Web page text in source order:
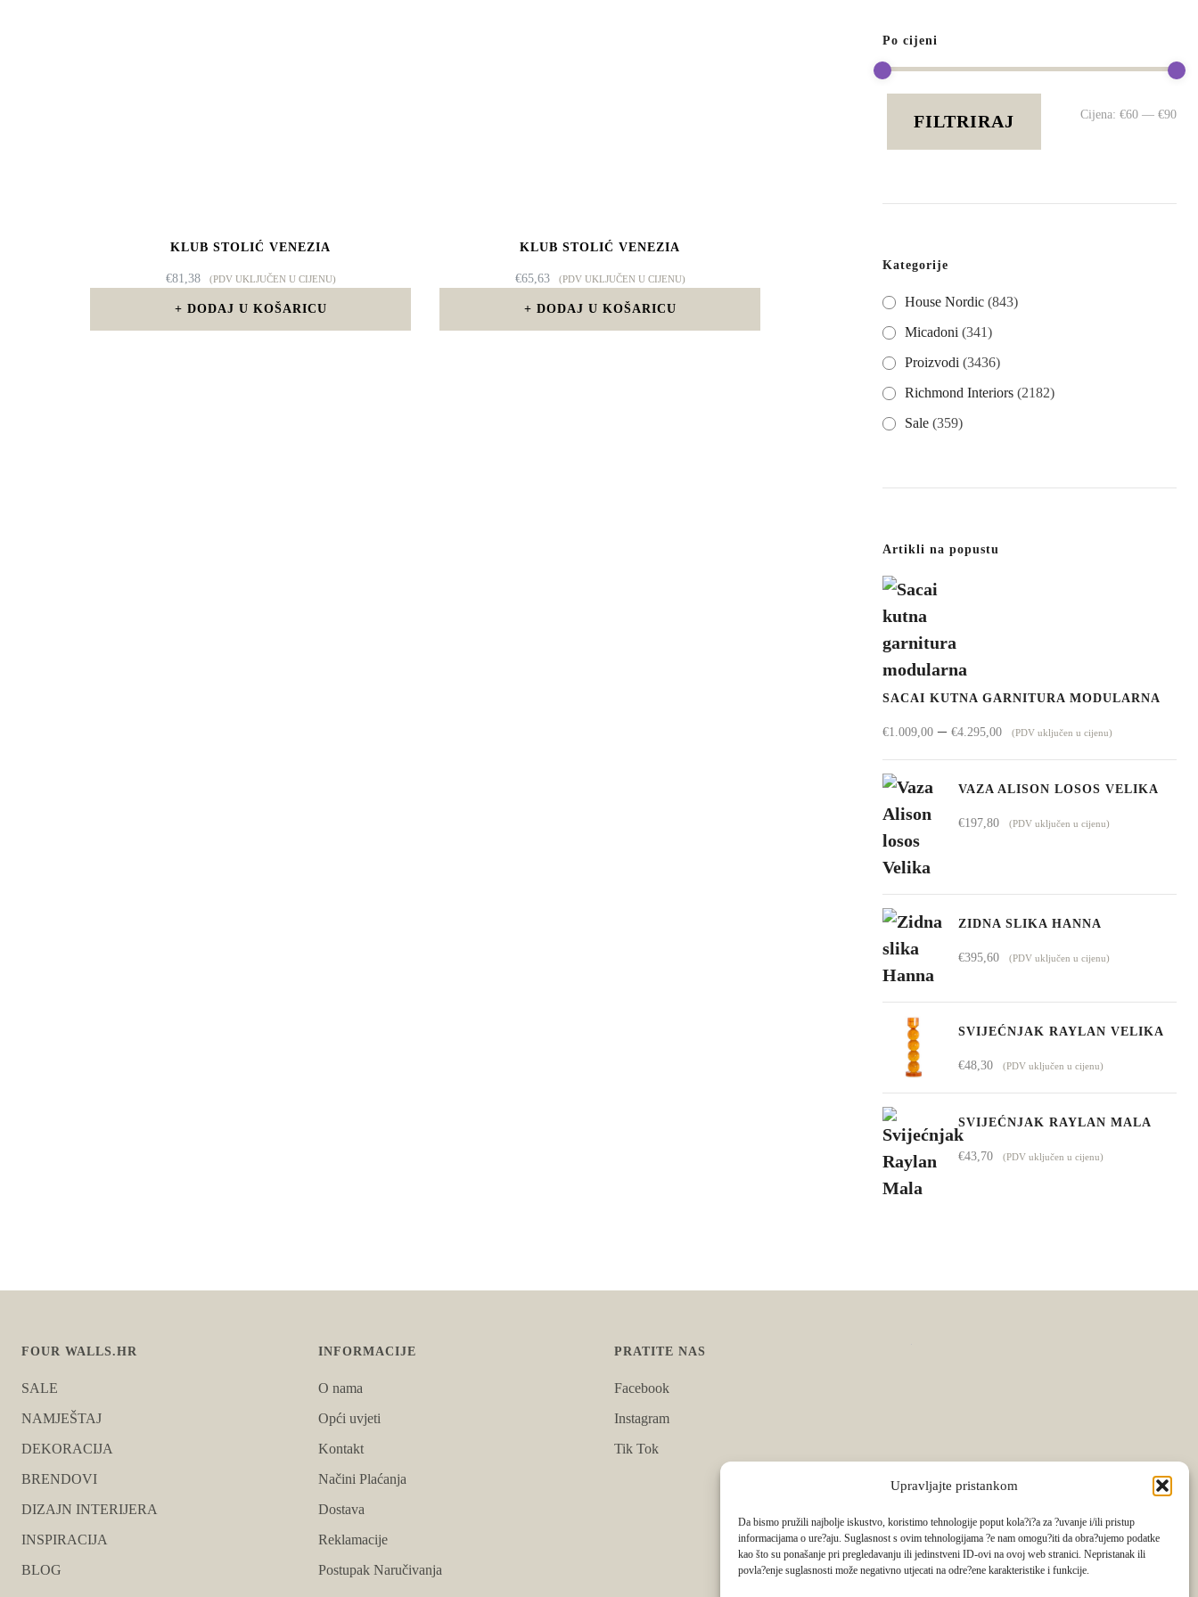
Upravljajte pristankom
Da bismo pružili najbolje iskustvo, koristimo tehnologije poput kola?i?a za ?uvanje i/ili pristup
informacijama o ure?aju. Suglasnost s ovim tehnologijama ?e nam omogu?iti da obra?ujemo podatke
kao što su ponašanje pri pregledavanju ili jedinstveni ID-ovi na ovoj web stranici. Nepristanak ili
povla?enje suglasnosti može negativno utjecati na odre?ene karakteristike i funkcije.
KLUB STOLIĆ VENEZIA
€81,38 (PDV UKLJUČEN U CIJENU)
DODAJ U KOŠARICU
KLUB STOLIĆ VENEZIA
€65,63 (PDV UKLJUČEN U CIJENU)
DODAJ U KOŠARICU
Po cijeni
FILTRIRAJ Cijena: €60 — €90
Kategorije
House Nordic (843)
Micadoni (341)
Proizvodi (3436)
Richmond Interiors (2182)
Sale (359)
Artikli na popustu
SACAI KUTNA GARNITURA MODULARNA
€1.009,00 – €4.295,00Raspon
cijena:
od
(PDV uključen u cijenu)
VAZA ALISON LOSOS VELIKA
€197,80 (PDV uključen u cijenu)
ZIDNA SLIKA HANNA
€395,60 (PDV uključen u cijenu)
SVIJEĆNJAK RAYLAN VELIKA
€48,30 (PDV uključen u cijenu)
SVIJEĆNJAK RAYLAN MALA
€43,70 (PDV uključen u cijenu)
FOUR WALLS.HR
SALE
NAMJEŠTAJ
DEKORACIJA
BRENDOVI
DIZAJN INTERIJERA
INSPIRACIJA
BLOG
INFORMACIJE
O nama
Opći uvjeti
Kontakt
Načini Plaćanja
Dostava
Reklamacije
Postupak Naručivanja
PRATITE NAS
Facebook
Instagram
Tik Tok